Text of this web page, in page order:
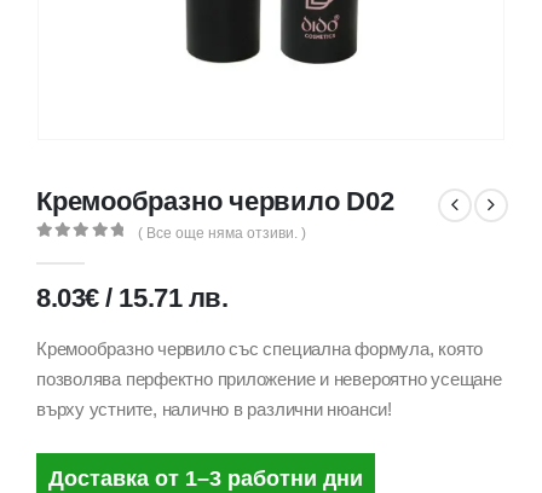
Кремообразно червило D02
( Все още няма отзиви. )
8.03€ / 15.71 лв.
Кремообразно червило със специална формула, която
позволява перфектно приложение и невероятно усещане
върху устните, налично в различни нюанси!
Доставка от 1–3 работни дни